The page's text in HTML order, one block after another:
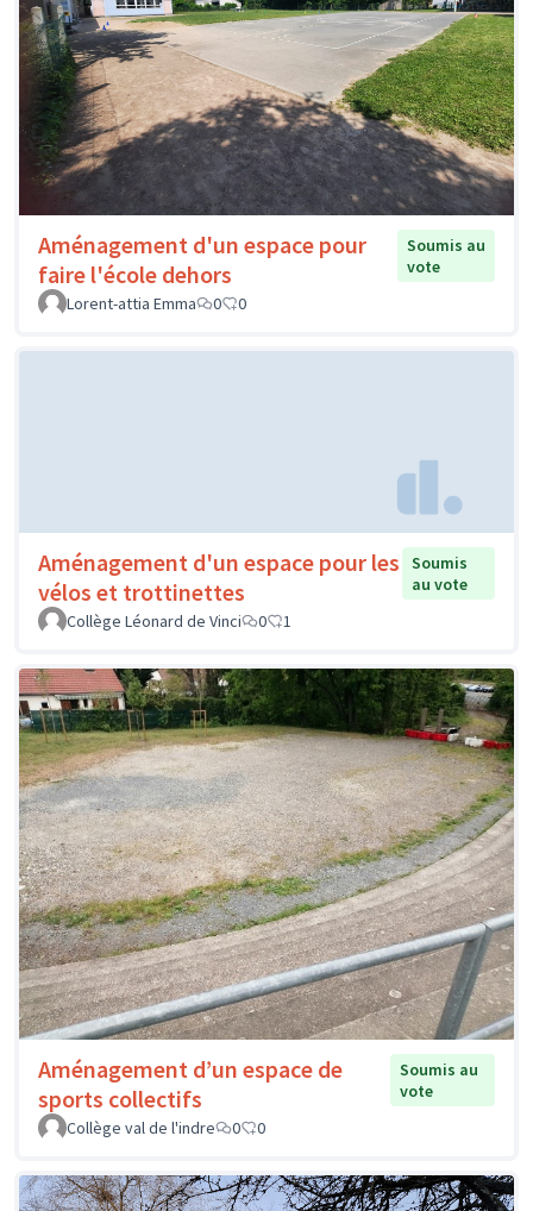
Aménagement d'un espace pour
faire l'école dehors
Soumis au
vote
Lorent-attia Emma
0 0
Aménagement d'un espace pour les
vélos et trottinettes
Soumis
au vote
Collège Léonard de Vinci
0 1
Aménagement d’un espace de
sports collectifs
Soumis au
vote
Collège val de l'indre
0 0